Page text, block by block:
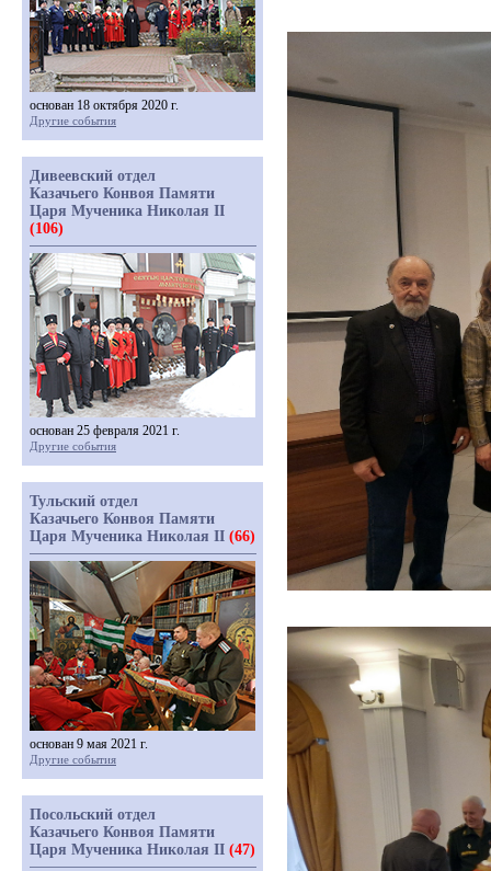
основан 18 октября 2020 г.
Другие события
Дивеевский отдел
Казачьего Конвоя Памяти
Царя Мученика Николая II
(106)
основан 25 февраля 2021 г.
Другие события
Тульский отдел
Казачьего Конвоя Памяти
Царя Мученика Николая II (66)
основан 9 мая 2021 г.
Другие события
Посольский отдел
Казачьего Конвоя Памяти
Царя Мученика Николая II (47)